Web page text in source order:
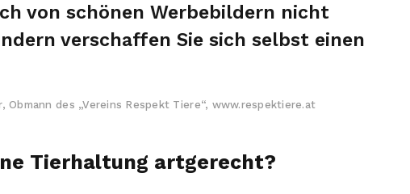
von schönen Werbebildern nicht
verschaffen Sie sich selbst einen
Obmann des „Vereins Respekt Tiere“, www.respektiere.at
Tierhaltung artgerecht?